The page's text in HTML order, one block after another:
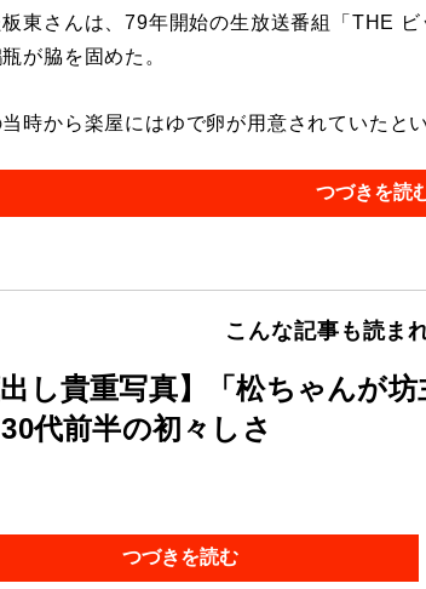
東さんは、79年開始の生放送番組「THE
が脇を固めた。
時から楽屋にはゆで卵が用意されていたと
つづきを読
こんな記事も読ま
出し貴重写真】「松ちゃんが
代前半の初々しさ
つづきを読む